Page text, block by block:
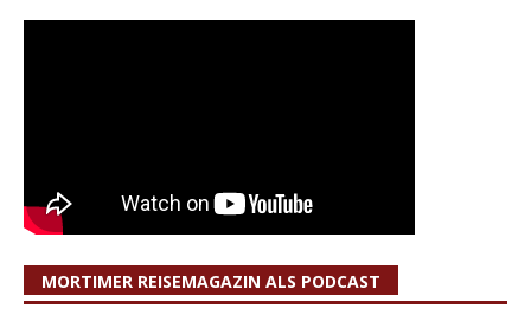
MORTIMER REISEMAGAZIN ALS PODCAST